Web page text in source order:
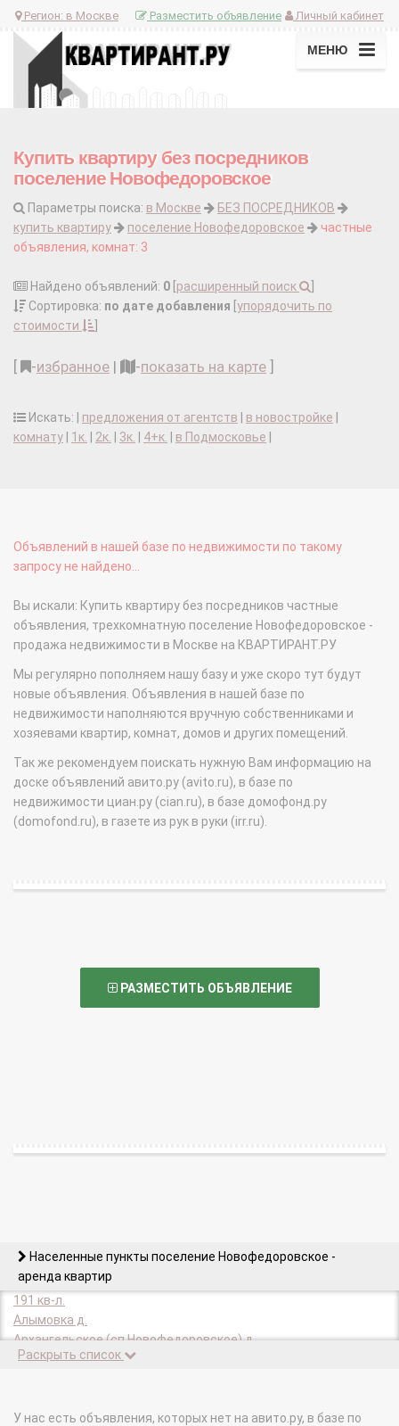
Регион: в Москве Личный кабинет
Разместить объявление
МЕНЮ
Купить квартиру без посредников
поселение Новофедоровское
Параметры поиска: в Москве
БЕЗ ПОСРЕДНИКОВ
купить квартиру
поселение Новофедоровское
частные
объявления, комнат: 3
Найдено объявлений: 0 расширенный поиск
Сортировка: по дате добавления упорядочить по
стоимости
-избранное | -показать на карте
Искать: | предложения от агентств в новостройке
комнату
1к. 2к. 3к. 4+к. в Подмосковье
Объявлений в нашей базе по недвижимости по такому
запросу не найдено...
Вы искали: Купить квартиру без посредников частные
объявления, трехкомнатную поселение Новофедоровское -
продажа недвижимости в Москве на КВАРТИРАНТ.РУ
Мы регулярно пополняем нашу базу и уже скоро тут будут
новые объявления. Объявления в нашей базе по
недвижимости наполняются вручную собственниками и
хозяевами квартир, комнат, домов и других помещений.
Так же рекомендуем поискать нужную Вам информацию на
доске объявлений авито.ру (avito.ru), в базе по
недвижимости циан.ру (cian.ru), в базе домофонд.ру
(domofond.ru), в газете из рук в руки (irr.ru).
РАЗМЕСТИТЬ ОБЪЯВЛЕНИЕ
Населенные пункты поселение Новофедоровское -
аренда квартир
191 кв-л.
Алымовка д.
Архангельское (сп Новофедоровское) д.
Белоусово д.
Зверево д.
Раскрыть список
У нас есть объявления, которых нет на авито.ру, в базе по